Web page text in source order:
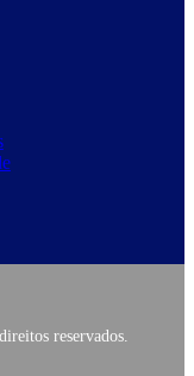
reservados.